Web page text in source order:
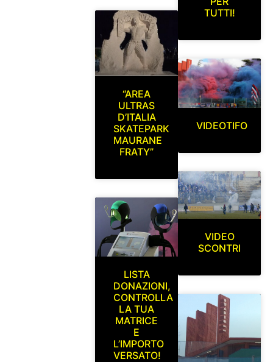
“AREA
ULTRAS
D’ITALIA
SKATEPARK
MAURANE
FRATY”
LISTA
DONAZIONI,
CONTROLLA
LA TUA
MATRICE
E
L’IMPORTO
VERSATO!
TUTTI!
VIDEOTIFO
VIDEO
SCONTRI